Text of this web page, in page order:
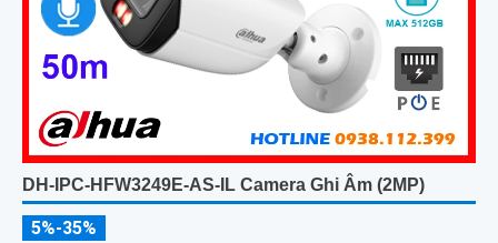
DH-IPC-HFW3249E-AS-IL Camera Ghi Âm (2MP)
5%-35%